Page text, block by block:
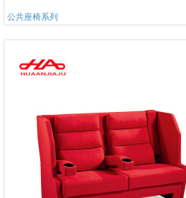
公共座椅系列